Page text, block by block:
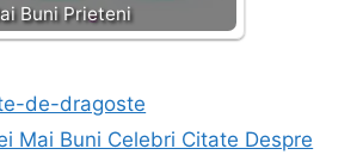
Buni Prieteni
de-dragoste
Mai Buni Celebri Citate Despre